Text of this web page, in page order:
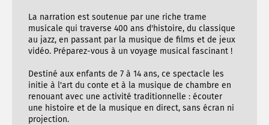
La narration est soutenue par une riche trame
musicale qui traverse 400 ans d'histoire, du classique
au jazz, en passant par la musique de films et de jeux
vidéo. Préparez-vous à un voyage musical fascinant !
Destiné aux enfants de 7 à 14 ans, ce spectacle les
initie à l'art du conte et à la musique de chambre en
renouant avec une activité traditionnelle : écouter
une histoire et de la musique en direct, sans écran ni
projection.